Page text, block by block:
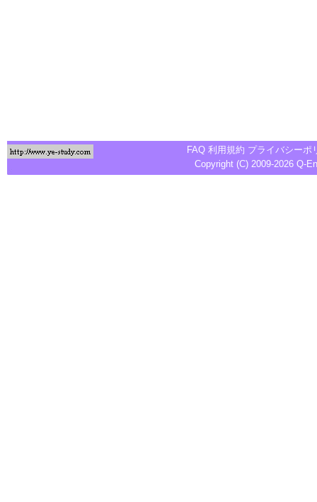
FAQ 利用規約 プライバシーポ
Copyright (C) 2009-2026 Q-